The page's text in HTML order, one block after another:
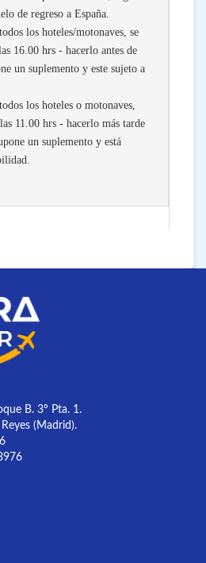
de regreso a España.
los hoteles/motonaves, se
16.00 hrs - hacerlo antes de
un suplemento y este sujeto a
los hoteles o motonaves,
11.00 hrs - hacerlo más tarde
un suplemento y está
B. 3º Pta. 1.
(Madrid).